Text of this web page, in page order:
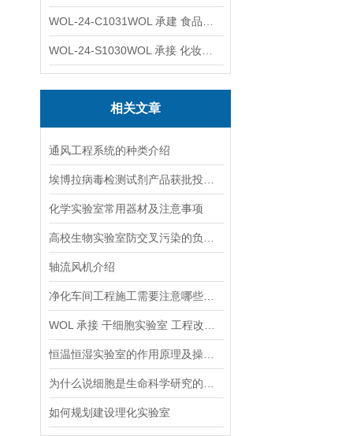
相关文章
通风工程系统的种类介绍
化学实验室常用器材及注意事项
轴流风机介绍
如何规划建设理化实验室